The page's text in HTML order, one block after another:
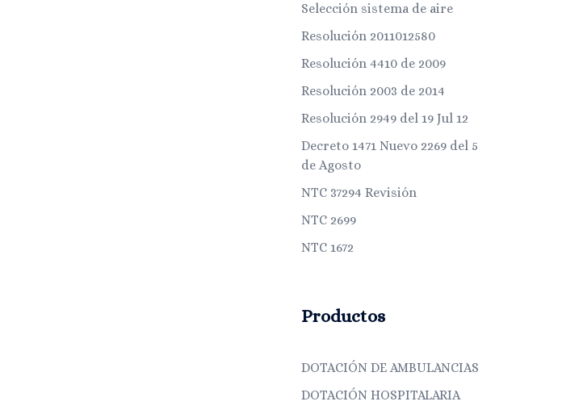
Selección sistema de aire
Resolución 2011012580
Resolución 4410 de 2009
Resolución 2003 de 2014
Resolución 2949 del 19 Jul 12
Decreto 1471 Nuevo 2269 del 5
de Agosto
NTC 37294 Revisión
NTC 2699
NTC 1672
Productos
DOTACIÓN DE AMBULANCIAS
DOTACIÓN HOSPITALARIA